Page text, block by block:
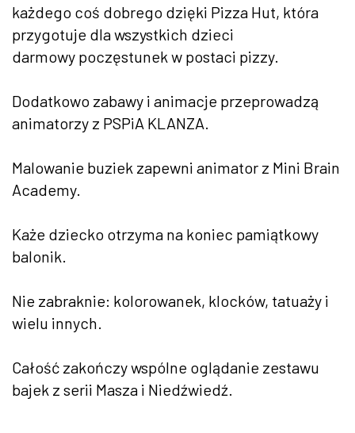
każdego coś dobrego dzięki Pizza Hut, która
przygotuje dla wszystkich dzieci
darmowy poczęstunek w postaci pizzy.
Dodatkowo zabawy i animacje przeprowadzą
animatorzy z PSPiA KLANZA.
Malowanie buziek zapewni animator z Mini Brain
Academy.
Każe dziecko otrzyma na koniec pamiątkowy
balonik.
Nie zabraknie: kolorowanek, klocków, tatuaży i
wielu innych.
Całość zakończy wspólne oglądanie zestawu
bajek z serii Masza i Niedźwiedź.